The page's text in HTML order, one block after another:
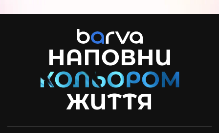
НАПОВНИ
ЖИТТЯ